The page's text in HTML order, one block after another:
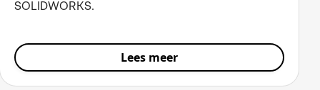
SOLIDWORKS.
Lees meer